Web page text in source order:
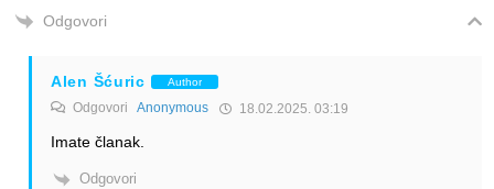
Odgovori
Alen Šćuric Author
Odgovori Anonymous 18.02.2025. 03:19
Imate članak.
Odgovori